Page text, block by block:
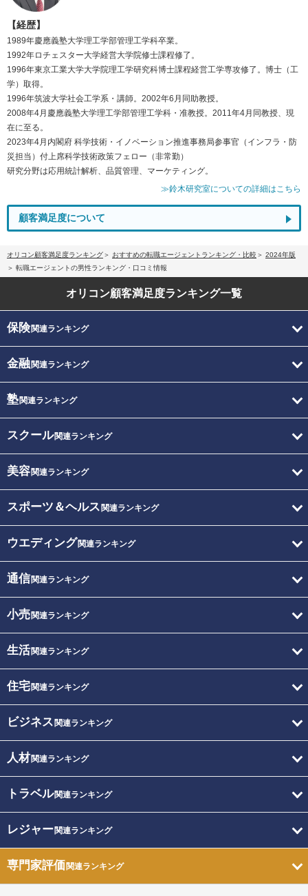
【経歴】
1989年慶應義塾大学理工学部管理工学科卒業。
1992年ロチェスター大学経営大学院修士課程修了。
1996年東京工業大学大学院理工学研究科博士課程経営工学専攻修了。博士（工
学）取得。
1996年筑波大学社会工学系・講師。2002年6月同助教授。
2008年4月慶應義塾大学理工学部管理工学科・准教授。2011年4月同教授、現
在に至る。
2023年4月内閣府 科学技術・イノベーション推進事務局参事官（インフラ・防
災担当）付上席科学技術政策フェロー（非常勤）
研究分野は応用統計解析、品質管理、マーケティング。
≫鈴木研究室についての詳細はこちら
顧客満足度について
オリコン顧客満足度ランキング おすすめの転職エージェントランキング・比較
2024年版
転職エージェントの男性ランキング・口コミ情報
オリコン顧客満足度ランキング一覧
保険関連ランキング
金融関連ランキング
塾関連ランキング
スクール関連ランキング
美容関連ランキング
スポーツ＆ヘルス 関連ランキング
ウエディング関連ランキング
通信関連ランキング
小売関連ランキング
生活関連ランキング
住宅関連ランキング
ビジネス 関連ランキング
人材関連ランキング
トラベル関連ランキング
レジャー関連ランキング
専門家評価関連ランキング